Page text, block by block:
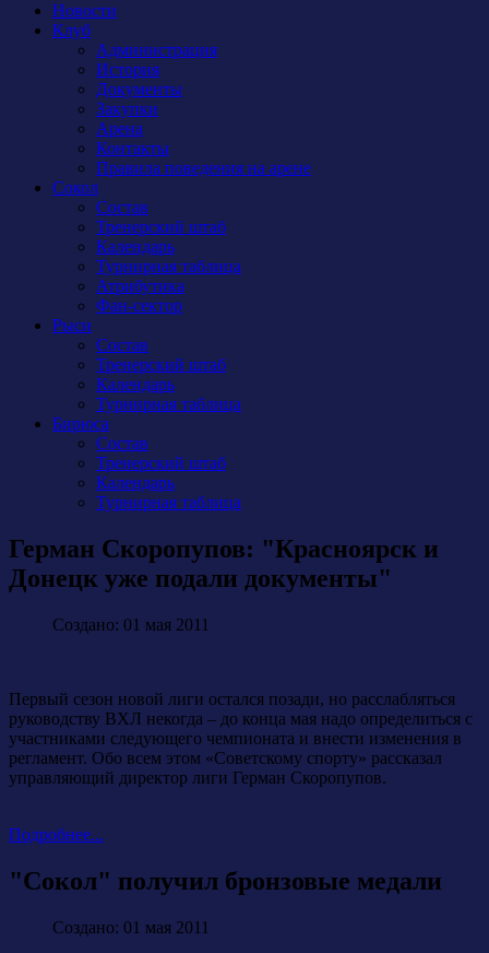
Новости
Клуб
Администрация
История
Документы
Закупки
Арена
Контакты
Правила поведения на арене
Сокол
Состав
Тренерский штаб
Календарь
Турнирная таблица
Атрибутика
Фан-сектор
Рыси
Состав
Тренерский штаб
Календарь
Турнирная таблица
Бирюса
Состав
Тренерский штаб
Календарь
Турнирная таблица
Герман Скоропупов: "Красноярск и
Донецк уже подали документы"
Создано: 01 мая 2011
Первый сезон новой лиги остался позади, но расслабляться
руководству ВХЛ некогда – до конца мая надо определиться с
участниками следующего чемпионата и внести изменения в
регламент. Обо всем этом «Советскому спорту» рассказал
управляющий директор лиги Герман Скоропупов.
Подробнее...
"Сокол" получил бронзовые медали
Создано: 01 мая 2011